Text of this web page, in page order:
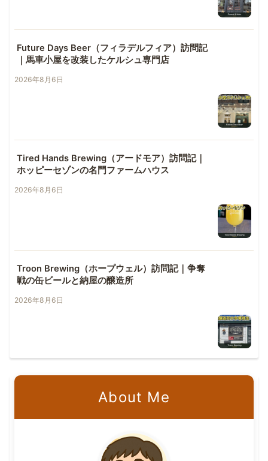
Future Days Beer（フィラデルフィア）訪問記
｜馬車小屋を改装したケルシュ専門店
2026年8月6日
Tired Hands Brewing（アードモア）訪問記｜
ホッピーセゾンの名門ファームハウス
2026年8月6日
Troon Brewing（ホープウェル）訪問記｜争奪
戦の缶ビールと納屋の醸造所
2026年8月6日
About Me